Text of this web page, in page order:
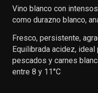
Vino blanco con
como durazno blanco,
Fresco, persistente,
Equilibrada acidez,
pescados y carnes
entre 8 y 11°C